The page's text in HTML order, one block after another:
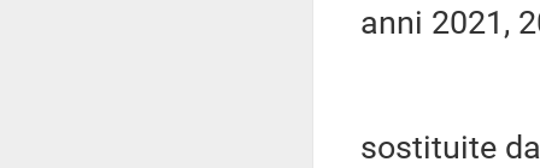
anni 2021,
sostituite